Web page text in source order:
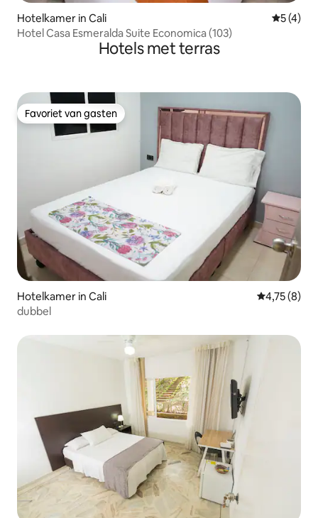
Hotelkamer in Cali
5 (4)
Hotel Casa Esmeralda Suite Economica (103)
Hotels met terras
Favoriet van gasten
Favoriet van gasten
Hotelkamer in Cali
4,75 (8)
dubbel